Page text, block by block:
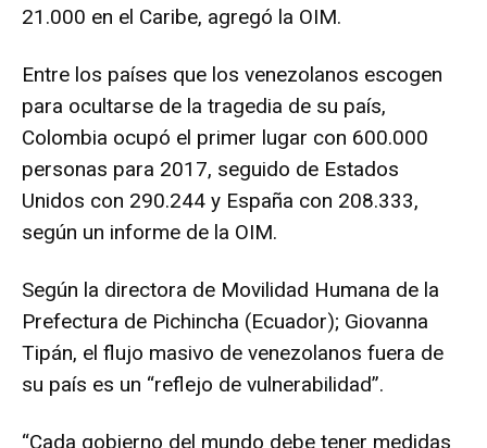
21.000 en el Caribe, agregó la OIM.
Entre los países que los venezolanos escogen
para ocultarse de la tragedia de su país,
Colombia ocupó el primer lugar con 600.000
personas para 2017, seguido de Estados
Unidos con 290.244 y España con 208.333,
según un informe de la OIM.
Según la directora de Movilidad Humana de la
Prefectura de Pichincha (Ecuador); Giovanna
Tipán, el flujo masivo de venezolanos fuera de
su país es un “reflejo de vulnerabilidad”.
“Cada gobierno del mundo debe tener medidas